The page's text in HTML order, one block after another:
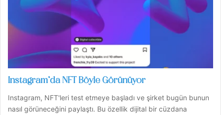
Instagram’da NFT Böyle Görünüyor
Instagram, NFT'leri test etmeye başladı ve şirket bugün bunun
nasıl görüneceğini paylaştı. Bu özellik dijital bir cüzdana